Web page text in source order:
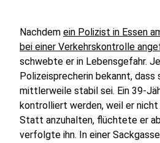
Nachdem ein Polizist in Essen
bei einer Verkehrskontrolle
schwebte er in Lebensgefahr.
Polizeisprecherin bekannt, dass
mittlerweile stabil sei. Ein 39-
kontrolliert werden, weil er nicht
Statt anzuhalten, flüchtete er
verfolgte ihn. In einer